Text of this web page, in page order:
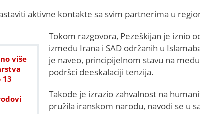
aktivne kontakte sa svim partnerima u
više
13
Tokom razgovora, Pezeškijan je iznio
između Irana i SAD održanih u
je naveo, principijelnom stavu na
podršci deeskalaciji tenzija.
Takođe je izrazio zahvalnost na
pružila iranskom narodu, navodi se u